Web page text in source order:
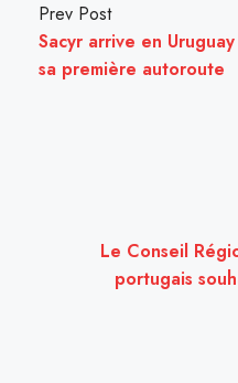
Prev Post
Sacyr arrive en
sa première autoroute
Le Conseil
portugais